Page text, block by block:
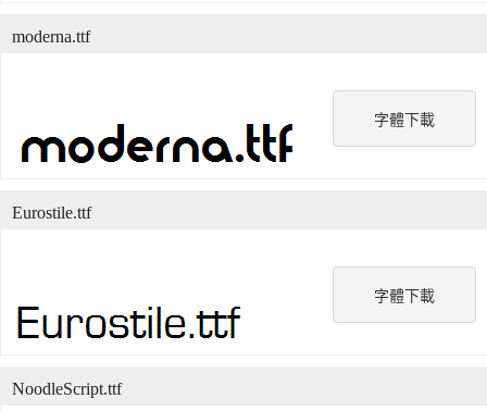
字體下載
moderna.ttf
字體下載
Eurostile.ttf
NoodleScript.ttf